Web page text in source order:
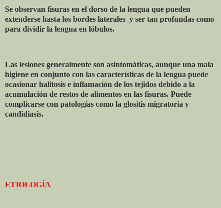
Se observan fisuras en el dorso de la lengua que pueden
extenderse hasta los bordes laterales y ser tan profundas como
para dividir la lengua en lóbulos.
Las lesiones generalmente son asintomáticas, aunque una mala
higiene en conjunto con las características de la lengua puede
ocasionar halitosis e inflamación de los tejidos debido a la
acumulación de restos de alimentos en las fisuras. Puede
complicarse con patologías como la glositis migratoria y
candidiasis.
ETIOLOGÍA